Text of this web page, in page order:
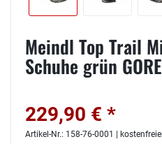
Meindl Top Trail
Schuhe grün
229,90 € *
Artikel-Nr.: 158-76-0001 |